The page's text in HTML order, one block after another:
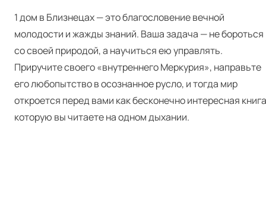
1 дом в Близнецах — это благословение вечной
молодости и жажды знаний. Ваша задача — не бороться
со своей природой, а научиться ею управлять.
Приручите своего «внутреннего Меркурия», направьте
его любопытство в осознанное русло, и тогда мир
откроется перед вами как бесконечно интересная
которую вы читаете на одном дыхании.